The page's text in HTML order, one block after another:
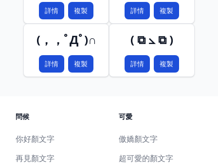
詳情 複製 詳情 複製
(，，ﾟДﾟ)∩
詳情 複製
( ⧉ ⦣ ⧉ )
詳情 複製
問候
你好顏文字
再見顏文字
可愛
傲嬌顏文字
超可愛的顏文字